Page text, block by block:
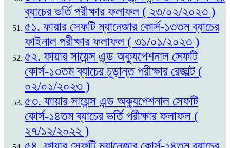
ব্যাচের ভর্তি পরীক্ষার ফলাফল ( ২৩/০২/২০২৩ )
৫১. ফায়ার সেফটি ম্যানেজার কোর্স-১৩তম ব্যাচের
ফাইনাল পরীক্ষার ফলাফল ( ৩১/০১/২০২৩ )
৫২. ফায়ার সায়েন্স এন্ড অক্যুপেশনাল সেফটি
কোর্স-১৩তম ব্যাচের চূড়ান্ত পরীক্ষার রেজাল্ট (
০২/০১/২০২৩ )
৫৩. ফায়ার সায়েন্স এন্ড অক্যুপেশনাল সেফটি
কোর্স-১৪তম ব্যাচের ভর্তি পরীক্ষার ফলাফল (
২৭/১২/২০২২ )